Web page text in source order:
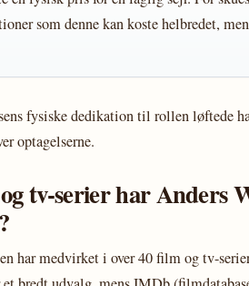
som denne kan koste helbredet,
fysiske dedikation til rollen løftede
optagelserne.
tv-serier har Anders
har medvirket i over 40 film og tv-